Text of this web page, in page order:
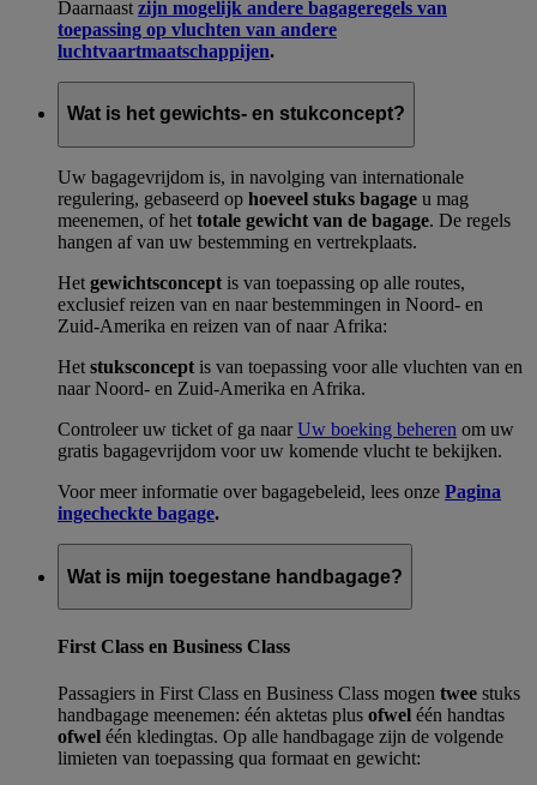
Daarnaast zijn mogelijk andere bagageregels van
toepassing op vluchten van andere
luchtvaartmaatschappijen.
Wat is het gewichts- en stukconcept?
Uw bagagevrijdom is, in navolging van internationale
regulering, gebaseerd op hoeveel stuks bagage u mag
meenemen, of het totale gewicht van de bagage. De regels
hangen af van uw bestemming en vertrekplaats.
Het gewichtsconcept is van toepassing op alle routes,
exclusief reizen van en naar bestemmingen in Noord- en
Zuid-Amerika en reizen van of naar Afrika:
Het stuksconcept is van toepassing voor alle vluchten van en
naar Noord- en Zuid-Amerika en Afrika.
Controleer uw ticket of ga naarUw boeking beheren om uw
gratis bagagevrijdom voor uw komende vlucht te bekijken.
Voor meer informatie over bagagebeleid, lees onze Pagina
ingecheckte bagage.
Wat is mijn toegestane handbagage?
First Class en Business Class
Passagiers in First Class en Business Class mogen twee stuks
handbagage meenemen: één aktetas plus ofwel één handtas
ofwel één kledingtas. Op alle handbagage zijn de volgende
limieten van toepassing qua formaat en gewicht: